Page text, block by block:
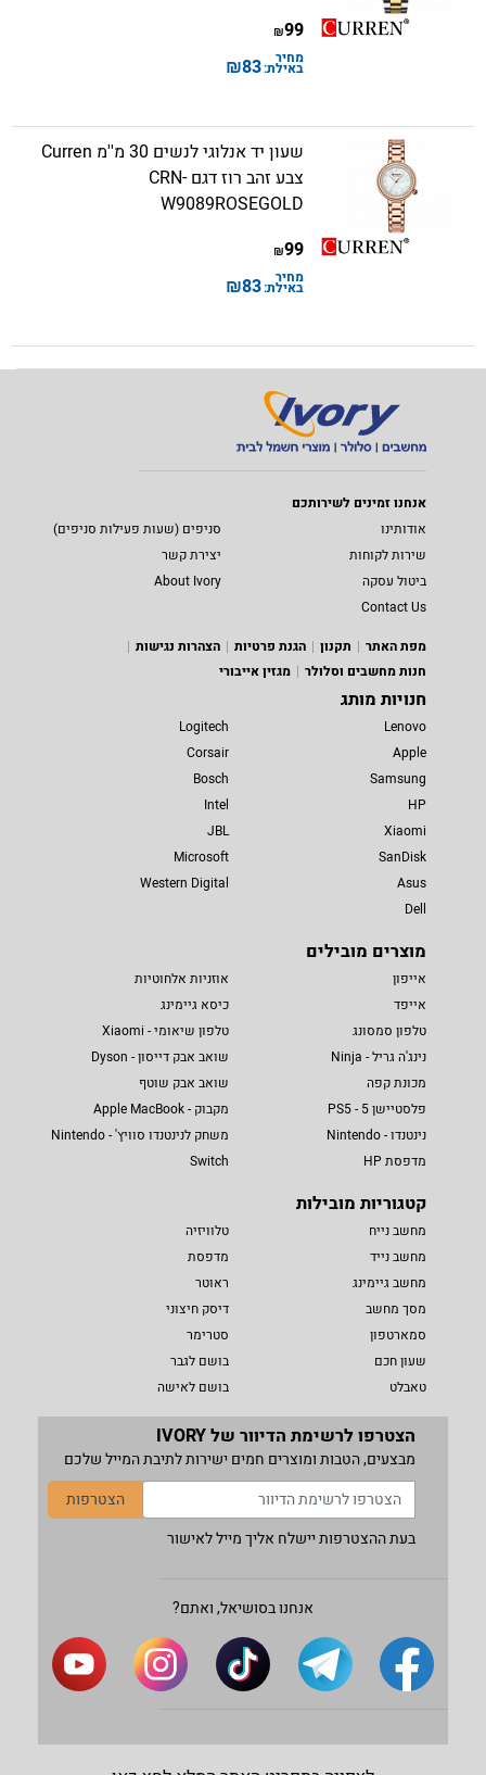
99
₪
מחיר
באילת:83
₪
שעון יד אנלוגי לנשים 30 מ''מ Curren
צבע זהב רוז דגם CRN-
W9089ROSEGOLD
99
₪
מחיר
באילת:83
₪
אנחנו זמינים לשירותכם
אודותינו
סניפים (שעות פעילות סניפים)
שירות לקוחות
יצירת קשר
ביטול עסקה
About Ivory
Contact Us
מפת האתר
תקנון הגנת פרטיות
הצהרות נגישות
חנות מחשבים וסלולר
מגזין אייבורי
חנויות מותג
Lenovo
Apple
Samsung
HP
Xiaomi
SanDisk
Asus
Dell
Logitech
Corsair
Bosch
Intel
JBL
Microsoft
Western Digital
מוצרים מובילים
אייפון
אייפד
טלפון סמסונג
נינג'ה גריל - Ninja
מכונת קפה
פלסטיישן 5 - PS5
נינטנדו - Nintendo
מדפסת HP
אוזניות אלחוטיות
כיסא גיימינג
טלפון שיאומי - Xiaomi
שואב אבק דייסון - Dyson
שואב אבק שוטף
מקבוק - Apple MacBook
משחק לנינטנדו סוויץ' - Nintendo
Switch
קטגוריות מובילות
מחשב נייח
מחשב נייד
מחשב גיימינג
מסך מחשב
סמארטפון
שעון חכם
טאבלט
טלוויזיה
מדפסת
ראוטר
דיסק חיצוני
סטרימר
בושם לגבר
בושם לאישה
הצטרפו לרשימת הדיוור של IVORY
מבצעים, הטבות ומוצרים חמים ישירות לתיבת המייל שלכם
הצטרפות
בעת ההצטרפות יישלח אליך מייל לאישור
אנחנו בסושיאל, ואתם?